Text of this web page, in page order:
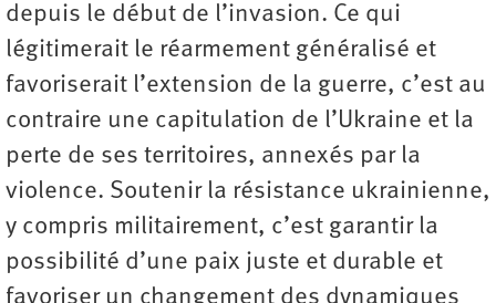
depuis le début de l’invasion. Ce qui
légitimerait le réarmement généralisé et
favoriserait l’extension de la guerre, c’est au
contraire une capitulation de l’Ukraine et la
perte de ses territoires, annexés par la
violence. Soutenir la résistance ukrainienne,
y compris militairement, c’est garantir la
possibilité d’une paix juste et durable et
favoriser un changement des dynamiques